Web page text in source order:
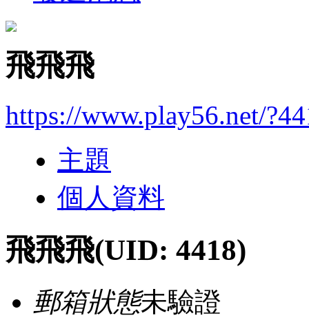
飛飛飛
https://www.play56.net/
主題
個人資料
飛飛飛(UID: 4418)
郵箱狀態未驗證